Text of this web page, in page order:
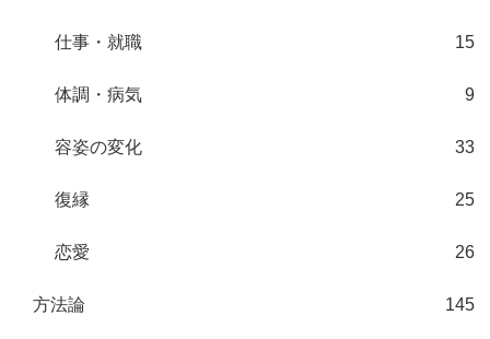
仕事・就職 15
体調・病気 9
容姿の変化 33
復縁 25
恋愛 26
方法論 145